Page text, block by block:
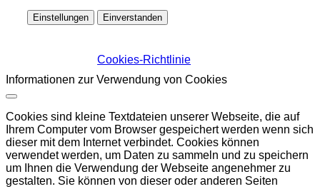
Einstellungen Einverstanden
Cookies-Richtlinie
Informationen zur Verwendung von Cookies
Cookies sind kleine Textdateien unserer Webseite, die auf
Ihrem Computer vom Browser gespeichert werden wenn sich
dieser mit dem Internet verbindet. Cookies können
verwendet werden, um Daten zu sammeln und zu speichern
um Ihnen die Verwendung der Webseite angenehmer zu
gestalten. Sie können von dieser oder anderen Seiten